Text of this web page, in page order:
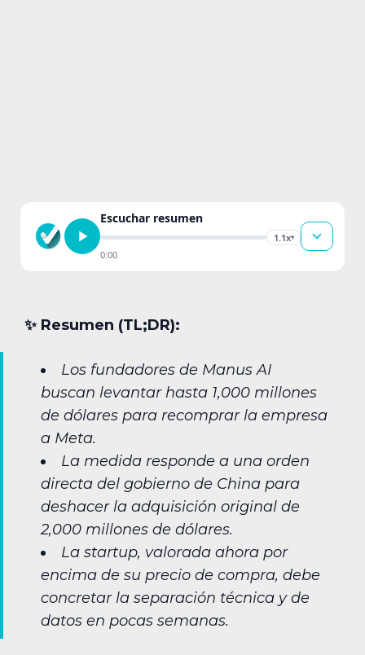
Escuchar resumen
1.1x▾
0:00
✨︎ Resumen (TL;DR):
Los fundadores de Manus AI
buscan levantar hasta 1,000 millones
de dólares para recomprar la empresa
a Meta.
La medida responde a una orden
directa del gobierno de China para
deshacer la adquisición original de
2,000 millones de dólares.
La startup, valorada ahora por
encima de su precio de compra, debe
concretar la separación técnica y de
datos en pocas semanas.